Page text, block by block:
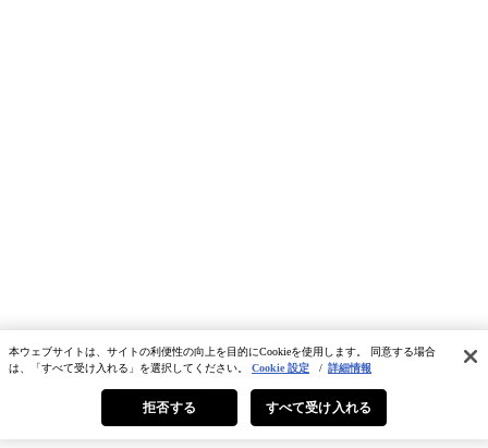
本ウェブサイトは、サイトの利便性の向上を目的にCookieを使用します。 同意する場合
は、「すべて受け入れる」を選択してください。 Cookie 設定 / 詳細情報
拒否する すべて受け入れる